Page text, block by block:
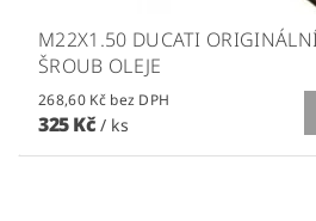
M22X1.50 DUCATI
ŠROUB OLEJE
268,60 Kč bez DPH
325 Kč / ks